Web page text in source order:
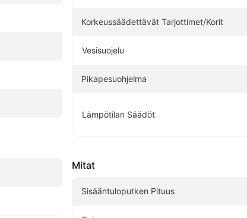
Korkeussäädettävät Tarjottimet/Korit
Vesisuojelu
Pikapesuohjelma
Lämpötilan Säädöt
Mitat
Sisääntuloputken Pituus